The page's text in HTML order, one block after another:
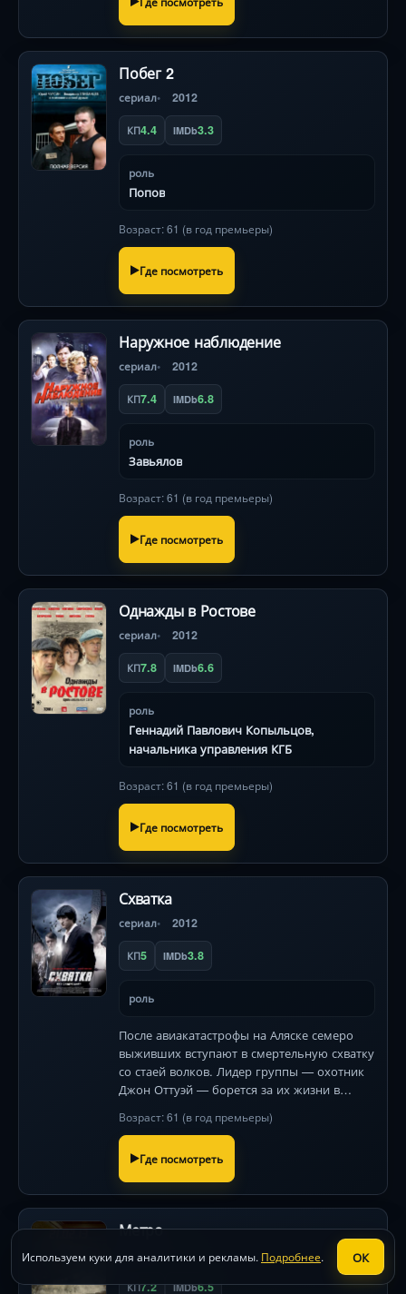
Побег 2
сериал 2012
КП4.4 IMDb3.3
роль
Попов
Возраст: 61 (в год премьеры)
Где посмотреть
Наружное наблюдение
сериал 2012
КП7.4 IMDb6.8
роль
Завьялов
Возраст: 61 (в год премьеры)
Где посмотреть
Однажды в Ростове
сериал 2012
КП7.8 IMDb6.6
роль
Геннадий Павлович Копыльцов,
начальника управления КГБ
Возраст: 61 (в год премьеры)
Где посмотреть
Схватка
сериал 2012
КП5 IMDb3.8
роль
После авиакатастрофы на Аляске семеро
выживших вступают в смертельную схватку
со стаей волков. Лидер группы — охотник
Джон Оттуэй — борется за их жизни в
Возраст: 61 (в год премьеры)
Где посмотреть
Метро
фильм 2012
КП7.2 IMDb6.5
Используем куки для аналитики и рекламы. Подробнее. ОК